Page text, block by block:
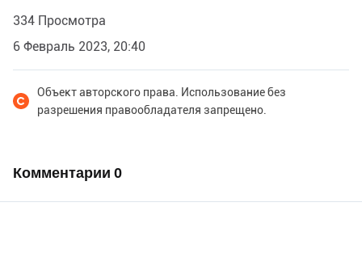
334 Просмотра
6 Февраль 2023, 20:40
Объект авторского права. Использование без
разрешения правообладателя запрещено.
Комментарии 0